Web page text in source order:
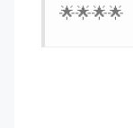
🌟🌟🌟🌟